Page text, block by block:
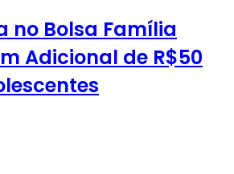
no Bolsa Família
Adicional de R$50